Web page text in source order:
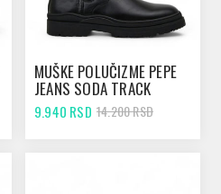
MUŠKE POLUČIZME PEPE
JEANS SODA TRACK
CHELSEA BLACK
9.940 RSD 14.200 RSD